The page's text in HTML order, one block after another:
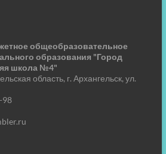
общеобразовательное
образования "Город
школа №4"
область, г. Архангельск, ул.
98